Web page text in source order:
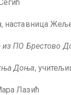
, наставница
из ПО Брестово
Доња,
Лазић